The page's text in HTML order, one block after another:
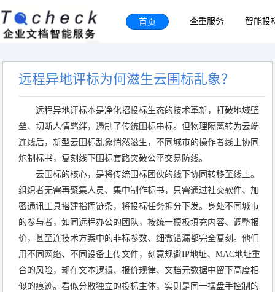
首页 查重服务 智能投
远程异地评标为何滋生云围标乱象？
远程异地评标本是净化招投标生态的技术革新，打破地域壁
垒、切断人情羁绊，遏制了传统围标串标。但物理隔离转为云端
连线后，新型云围标乱象悄然滋生，不同城市的操作者线上协同
炮制标书，复刻线下围标套路突破公平交易防线。
云围标的核心，是将传统围标团伙的线下协同转移至线上。
组织者无需再聚集人员、集中制作标书，只需通过社交软件、加
密通讯工具搭建指挥链条，将投标任务拆分下发。身处不同城市
的参与者，如同远程办公的团队，按统一模板填充内容、调整报
价，甚至连技术方案中的非标参数、细微错漏都完全复刻。他们
用不同网络、不同设备上传文件，刻意规避IP地址、MAC地址重
合的风险，却在文本逻辑、报价规律、文档元数据中留下高度相
似的痕迹。看似分散独立的投标主体，实则是同一操盘手控制的